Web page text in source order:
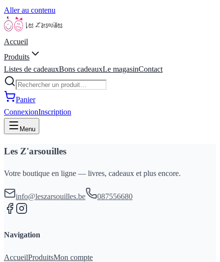
Aller au contenu
Accueil
Produits
Listes de cadeauxBons cadeauxLe magasinContact
Panier
ConnexionInscription
Menu
Les Z'arsouilles
Votre boutique en ligne — livres, cadeaux et plus encore.
info@leszarsouilles.be 087556680
Navigation
AccueilProduitsMon compte